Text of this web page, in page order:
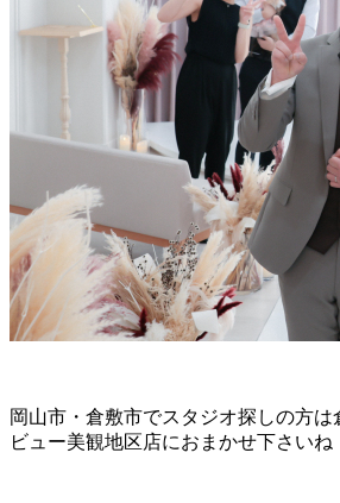
岡山市・倉敷市でスタジオ探しの方
ビュー美観地区店におまかせ下さいね